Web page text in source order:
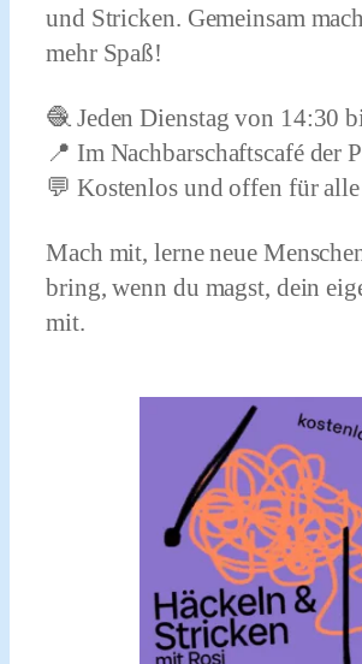
und Stricken. Gemeinsam
mehr Spaß!
🧶 Jeden Dienstag von 14:30
📍 Im Nachbarschaftscafé der
💬 Kostenlos und offen für alle
Mach mit, lerne neue
bring, wenn du magst, dein
mit.